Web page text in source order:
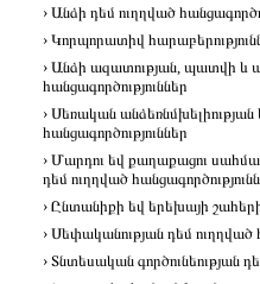
› Անձի դեմ ուղղված
› Կորպորատիվ
› Անձի ազատության, պատվի և
հանցագործություններ
› Սեռական
հանցագործություններ
› Մարդու եվ քաղաքացու
դեմ ուղղված
› Ընտանիքի եվ երեխայի
› Սեփականության դեմ ուղղված
› Տնտեսական գործունեության